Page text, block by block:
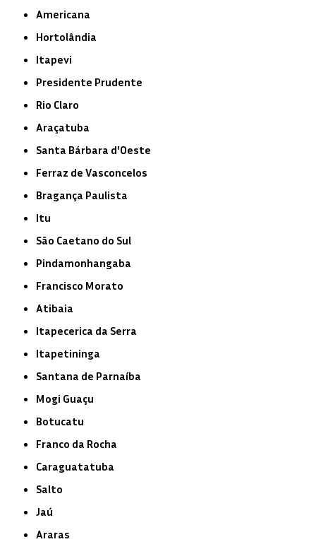
Americana
Hortolândia
Itapevi
Presidente Prudente
Rio Claro
Araçatuba
Santa Bárbara d'Oeste
Ferraz de Vasconcelos
Bragança Paulista
Itu
São Caetano do Sul
Pindamonhangaba
Francisco Morato
Atibaia
Itapecerica da Serra
Itapetininga
Santana de Parnaíba
Mogi Guaçu
Botucatu
Franco da Rocha
Caraguatatuba
Salto
Jaú
Araras